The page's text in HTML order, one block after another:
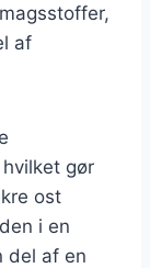
af
gør
ost
i en
del af en